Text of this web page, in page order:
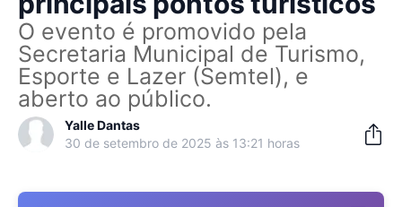
O evento é promovido pela
Secretaria Municipal de Turismo,
Esporte e Lazer (Semtel), e
aberto ao público.
Yalle Dantas
30 de setembro de 2025 às 13:21 horas